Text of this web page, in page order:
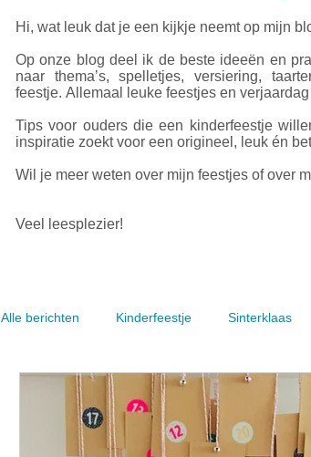
Hi, wat leuk dat je een kijkje neemt op mijn
Op onze blog deel ik de beste ideeën en
naar thema’s, spelletjes, versiering,
feestje. Allemaal leuke feestjes en
Tips voor ouders die een kinderfeestje
inspiratie zoekt voor een origineel, leuk én
Wil je meer weten over mijn feestjes of over
Veel leesplezier!
Alle berichten Kinderfeestje Sinterklaas